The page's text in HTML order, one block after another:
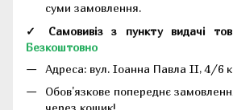
суми замовлення.
✓ Самовивіз з пункту видачі
Безкоштовно
Адреса: вул. Іоанна Павла II, 4/6
Обов'язкове попереднє